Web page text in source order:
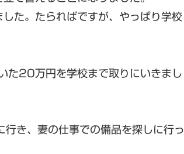
た。たらればですが、やっぱり学校
た20万円を学校まで取りにいきまし
き、妻の仕事での備品を探しに行っ